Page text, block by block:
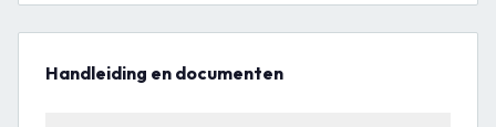
Handleiding en documenten